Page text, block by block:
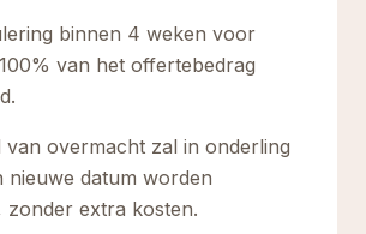
binnen 4 weken voor
van het offertebedrag
van overmacht zal in onderling
nieuwe datum worden
zonder extra kosten.